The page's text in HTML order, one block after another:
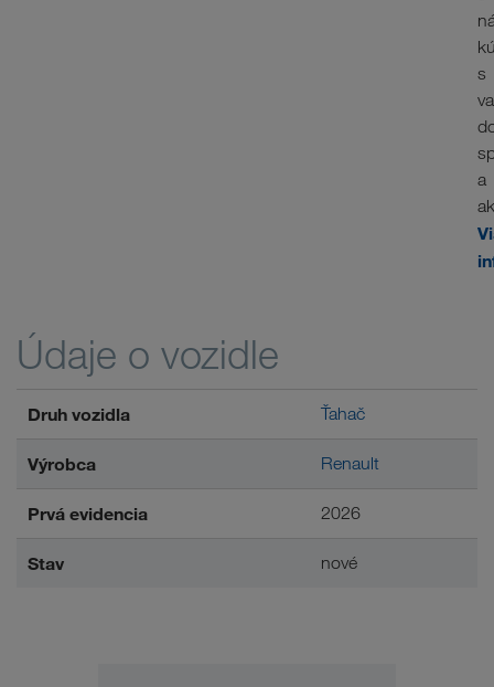
s
a
Údaje o vozidle
Druh vozidla Ťahač
Výrobca Renault
Prvá evidencia 2026
Stav nové